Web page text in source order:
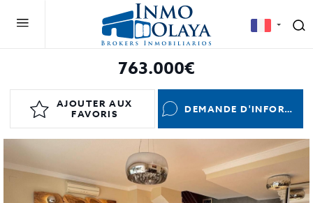
763.000€
AJOUTER AUX
FAVORIS
DEMANDE D'INFORMATIONS